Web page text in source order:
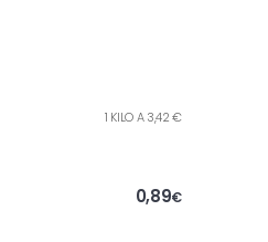
1 KILO A 3,42 €
0,89€